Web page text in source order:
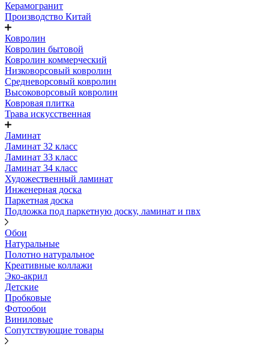
Керамогранит
Производство Китай
Ковролин
Ковролин бытовой
Ковролин коммерческий
Низковорсовый ковролин
Средневорсовый ковролин
Высоковорсовый ковролин
Ковровая плитка
Трава искусственная
Ламинат
Ламинат 32 класс
Ламинат 33 класс
Ламинат 34 класс
Художественный ламинат
Инженерная доска
Паркетная доска
Подложка под паркетную доску, ламинат и пвх
Обои
Натуральные
Полотно натуральное
Креативные коллажи
Эко-акрил
Детские
Пробковые
Фотообои
Виниловые
Сопутствующие товары